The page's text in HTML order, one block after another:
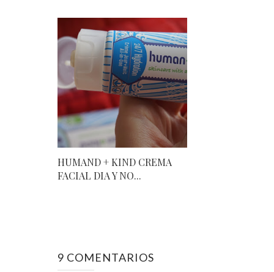
HUMAND + KIND CREMA
FACIAL DIA Y NO...
9 COMENTARIOS